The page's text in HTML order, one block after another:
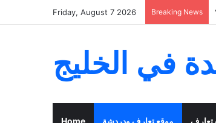
Friday, August 7 2026 Breaking News
في الخليج
Home موقع تعارف ودردشة تعارف